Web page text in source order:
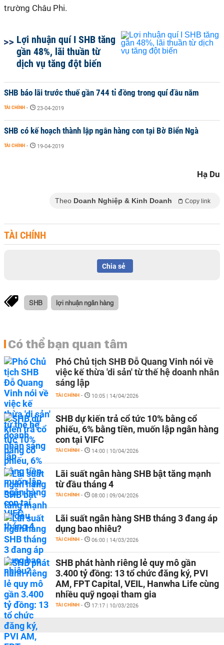
trường Châu Phi.
Lợi nhuận quí I SHB tăng
gần 48%, lãi thuần từ
dịch vụ tăng đột biến
SHB báo lãi trước thuế gần 744 tỉ đồng trong quí đầu năm
TÀI CHÍNH - 23-04-2019
SHB có kế hoạch thành lập ngân hàng con tại Bờ Biển Ngà
TÀI CHÍNH - 19-04-2019
Hạ Du
Theo Doanh Nghiệp & Kinh Doanh Copy link
TÀI CHÍNH
Chia sẻ
SHB lợi nhuận ngân hàng
Có thể bạn quan tâm
Phó Chủ tịch SHB Đỗ Quang Vinh nói về
việc kế thừa 'di sản' từ thế hệ doanh nhân
sáng lập
TÀI CHÍNH - 10:05 | 14/04/2026
SHB dự kiến trả cổ tức 10% bằng cổ
phiếu, 6% bằng tiền, muốn lập ngân hàng
con tại VIFC
TÀI CHÍNH - 14:00 | 10/04/2026
Lãi suất ngân hàng SHB bật tăng mạnh
từ đầu tháng 4
TÀI CHÍNH - 08:00 | 09/04/2026
Lãi suất ngân hàng SHB tháng 3 đang áp
dụng bao nhiêu?
TÀI CHÍNH - 06:00 | 14/03/2026
SHB phát hành riêng lẻ quy mô gần
3.400 tỷ đồng: 13 tổ chức đăng ký, PVI
AM, FPT Capital, VEIL, Hanwha Life cùng
nhiều quỹ ngoại tham gia
TÀI CHÍNH - 17:17 | 10/03/2026